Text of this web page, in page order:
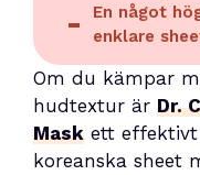
En något
enklare
Om du kämpar
hudtextur är Dr.
Mask ett
koreanska sheet